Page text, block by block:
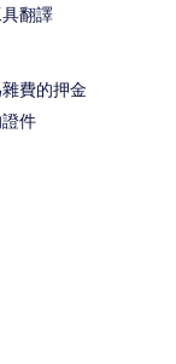
翻譯
費的押金
件